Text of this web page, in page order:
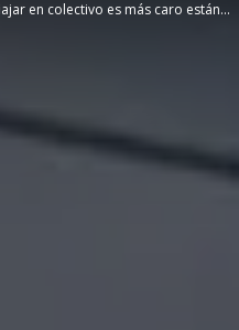
en colectivo es más caro están...